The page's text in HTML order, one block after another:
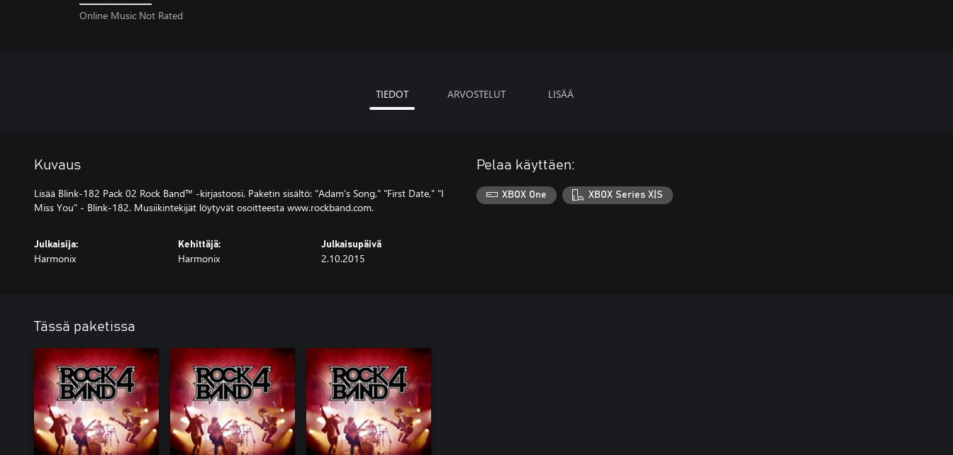
Online Music Not Rated
TIEDOT ARVOSTELUT LISÄÄ
Kuvaus
Lisää Blink-182 Pack 02 Rock Band™ -kirjastoosi. Paketin sisältö: "Adam's Song," "First Date," "I
Miss You" - Blink-182. Musiikintekijät löytyvät osoitteesta www.rockband.com.
Julkaisija:
Harmonix
Kehittäjä:
Harmonix
Julkaisupäivä
2.10.2015
Pelaa käyttäen:
XBOX One XBOX Series X|S
Tässä paketissa